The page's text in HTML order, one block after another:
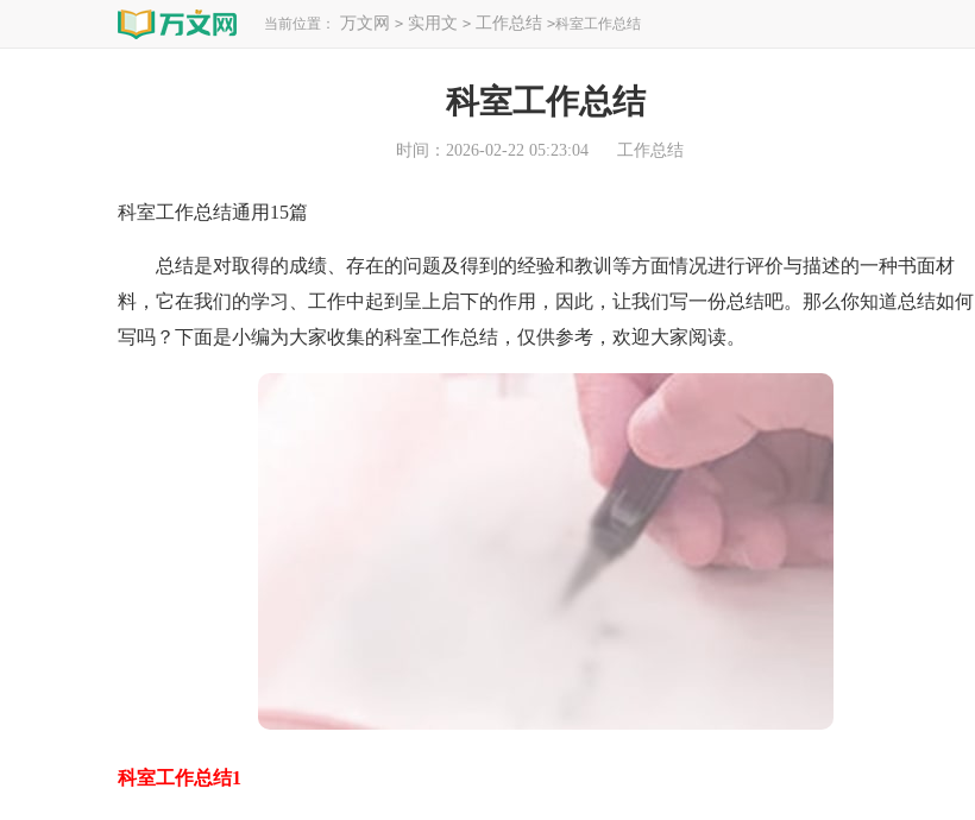
当前位置： 万文网 > 实用文 > 工作总结 >科室工作总结
科室工作总结
时间：2026-02-22 05:23:04 工作总结
科室工作总结通用15篇
总结是对取得的成绩、存在的问题及得到的经验和教训等方面情况进行评价与描述的一种书面材
料，它在我们的学习、工作中起到呈上启下的作用，因此，让我们写一份总结吧。那么你知道总结如何
写吗？下面是小编为大家收集的科室工作总结，仅供参考，欢迎大家阅读。
科室工作总结1